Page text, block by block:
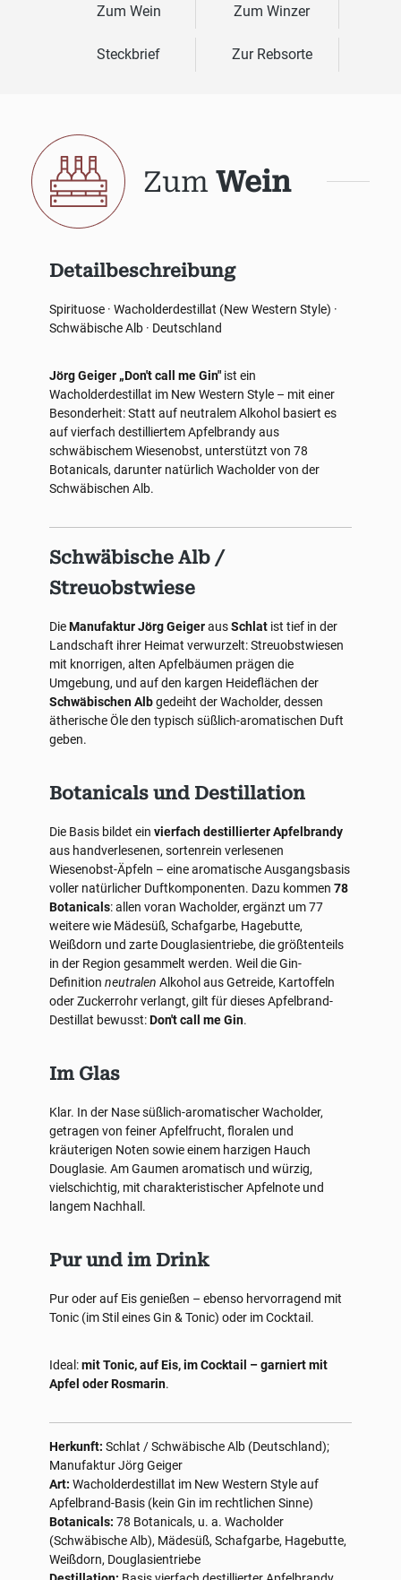
Zum Wein Zum Winzer
Steckbrief Zur Rebsorte
Zum Wein
Detailbeschreibung
Spirituose · Wacholderdestillat (New Western Style) ·
Schwäbische Alb · Deutschland
Jörg Geiger „Don't call me Gin" ist ein
Wacholderdestillat im New Western Style – mit einer
Besonderheit: Statt auf neutralem Alkohol basiert es
auf vierfach destilliertem Apfelbrandy aus
schwäbischem Wiesenobst, unterstützt von 78
Botanicals, darunter natürlich Wacholder von der
Schwäbischen Alb.
Schwäbische Alb /
Streuobstwiese
DieManufaktur Jörg GeigerausSchlat ist tief in der
Landschaft ihrer Heimat verwurzelt: Streuobstwiesen
mit knorrigen, alten Apfelbäumen prägen die
Umgebung, und auf den kargen Heideflächen der
Schwäbischen Albgedeiht der Wacholder, dessen
ätherische Öle den typisch süßlich-aromatischen Duft
geben.
Botanicals und Destillation
Die Basis bildet ein vierfach destillierter Apfelbrandy
aus handverlesenen, sortenrein verlesenen
Wiesenobst-Äpfeln – eine aromatische Ausgangsbasis
voller natürlicher Duftkomponenten. Dazu kommen 78
Botanicals: allen voran Wacholder, ergänzt um 77
weitere wie Mädesüß, Schafgarbe, Hagebutte,
Weißdorn und zarte Douglasientriebe, die größtenteils
in der Region gesammelt werden. Weil die Gin-
Definition neutralen Alkohol aus Getreide, Kartoffeln
oder Zuckerrohr verlangt, gilt für dieses Apfelbrand-
Destillat bewusst:Don't call me Gin.
Im Glas
Klar. In der Nase süßlich-aromatischer Wacholder,
getragen von feiner Apfelfrucht, floralen und
kräuterigen Noten sowie einem harzigen Hauch
Douglasie. Am Gaumen aromatisch und würzig,
vielschichtig, mit charakteristischer Apfelnote und
langem Nachhall.
Pur und im Drink
Pur oder auf Eis genießen – ebenso hervorragend mit
Tonic (im Stil eines Gin & Tonic) oder im Cocktail.
Ideal:mit Tonic, auf Eis, im Cocktail – garniert mit
Apfel oder Rosmarin.
Herkunft: Schlat / Schwäbische Alb (Deutschland);
Manufaktur Jörg Geiger
Art: Wacholderdestillat im New Western Style auf
Apfelbrand-Basis (kein Gin im rechtlichen Sinne)
Botanicals: 78 Botanicals, u. a. Wacholder
(Schwäbische Alb), Mädesüß, Schafgarbe, Hagebutte,
Weißdorn, Douglasientriebe